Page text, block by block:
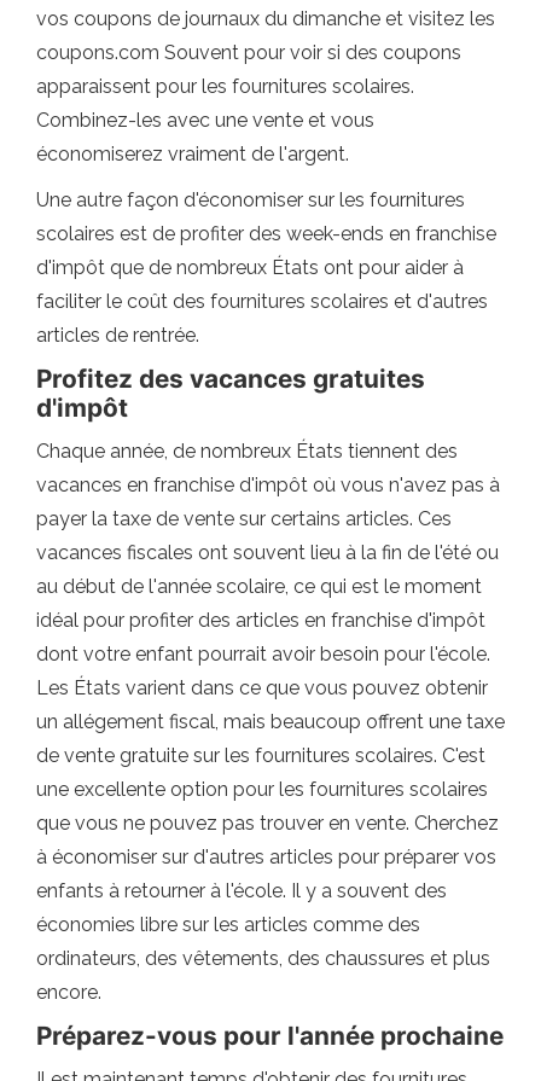
vos coupons de journaux du dimanche et visitez les
coupons.com Souvent pour voir si des coupons
apparaissent pour les fournitures scolaires.
Combinez-les avec une vente et vous
économiserez vraiment de l'argent.
Une autre façon d'économiser sur les fournitures
scolaires est de profiter des week-ends en franchise
d'impôt que de nombreux États ont pour aider à
faciliter le coût des fournitures scolaires et d'autres
articles de rentrée.
Profitez des vacances gratuites
d'impôt
Chaque année, de nombreux États tiennent des
vacances en franchise d'impôt où vous n'avez pas à
payer la taxe de vente sur certains articles. Ces
vacances fiscales ont souvent lieu à la fin de l'été ou
au début de l'année scolaire, ce qui est le moment
idéal pour profiter des articles en franchise d'impôt
dont votre enfant pourrait avoir besoin pour l'école.
Les États varient dans ce que vous pouvez obtenir
un allégement fiscal, mais beaucoup offrent une taxe
de vente gratuite sur les fournitures scolaires. C'est
une excellente option pour les fournitures scolaires
que vous ne pouvez pas trouver en vente. Cherchez
à économiser sur d'autres articles pour préparer vos
enfants à retourner à l'école. Il y a souvent des
économies libre sur les articles comme des
ordinateurs, des vêtements, des chaussures et plus
encore.
Préparez-vous pour l'année prochaine